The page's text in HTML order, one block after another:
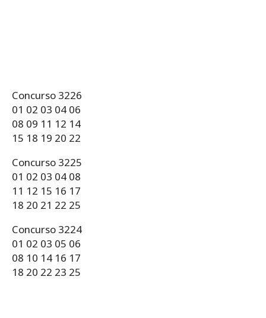
Concurso 3226
01 02 03 04 06
08 09 11 12 14
15 18 19 20 22
Concurso 3225
01 02 03 04 08
11 12 15 16 17
18 20 21 22 25
Concurso 3224
01 02 03 05 06
08 10 14 16 17
18 20 22 23 25